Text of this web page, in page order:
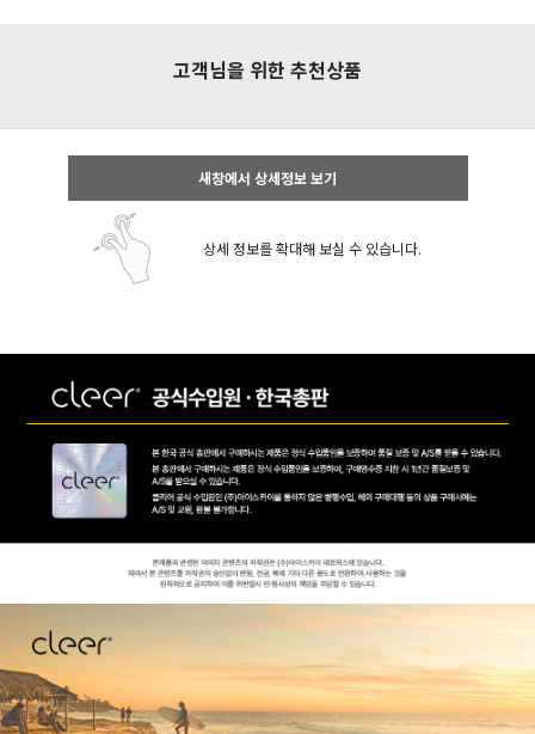
고객님을 위한 추천상품
새창에서 상세정보 보기
상세 정보를 확대해 보실 수 있습니다.